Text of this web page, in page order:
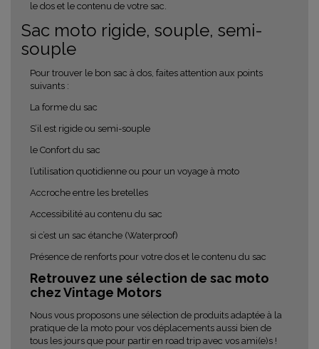
le dos et le contenu de votre sac.
Sac moto rigide, souple, semi-
souple
Pour trouver le bon sac à dos, faites attention aux points
suivants :
La forme du sac
S’il est rigide ou semi-souple
le Confort du sac
l’utilisation quotidienne ou pour un voyage à moto
Accroche entre les bretelles
Accessibilité au contenu du sac
si c’est un sac étanche (Waterproof)
Présence de renforts pour votre dos et le contenu du sac
Retrouvez une sélection de sac moto
chez Vintage Motors
Nous vous proposons une sélection de produits adaptée à la
pratique de la moto pour vos déplacements aussi bien de
tous les jours que pour partir en road trip avec vos ami(e)s !